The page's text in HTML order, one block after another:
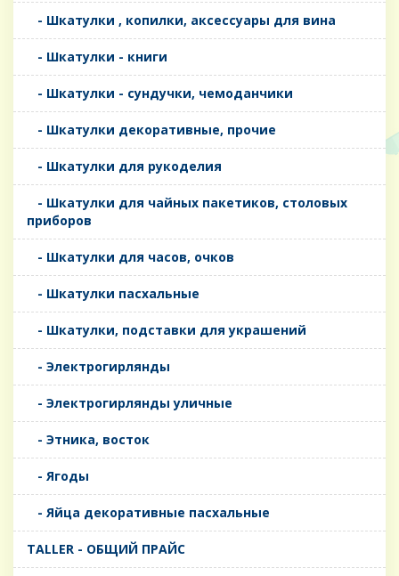
- Шкатулки , копилки, аксессуары для вина
- Шкатулки - книги
- Шкатулки - сундучки, чемоданчики
- Шкатулки декоративные, прочие
- Шкатулки для рукоделия
- Шкатулки для чайных пакетиков, столовых
приборов
- Шкатулки для часов, очков
- Шкатулки пасхальные
- Шкатулки, подставки для украшений
- Электрогирлянды
- Электрогирлянды уличные
- Этника, восток
- Ягоды
- Яйца декоративные пасхальные
TALLER - ОБЩИЙ ПРАЙС